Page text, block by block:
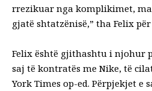
rrezikuar nga komplikimet,
gjatë shtatzënisë,” tha Felix për
Felix është gjithashtu i njohur
saj të kontratës me Nike, të
York Times op-ed. Përpjekjet e